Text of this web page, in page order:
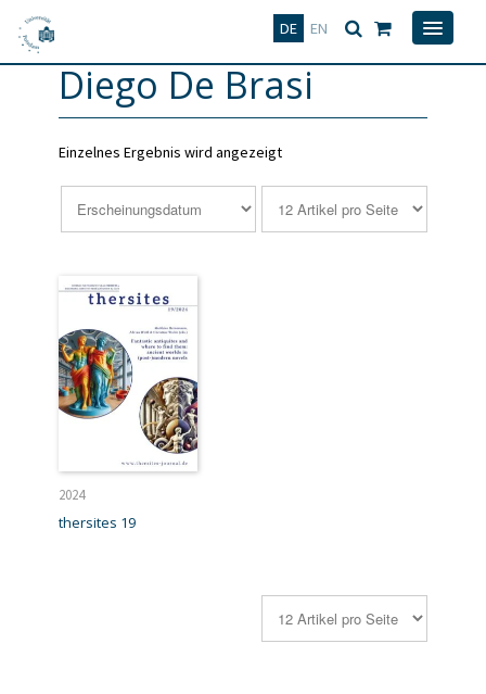
DE EN
Deutsch
Diego De Brasi
Einzelnes Ergebnis wird angezeigt
2024
thersites 19